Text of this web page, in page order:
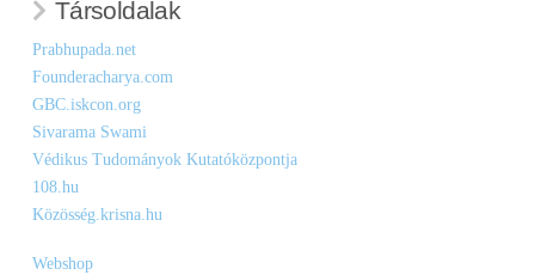
Társoldalak
Prabhupada.net
Founderacharya.com
GBC.iskcon.org
Sivarama Swami
Védikus Tudományok Kutatóközpontja
108.hu
Közösség.krisna.hu
Webshop